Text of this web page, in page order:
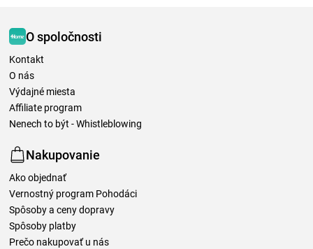
O spoločnosti
Kontakt
O nás
Výdajné miesta
Affiliate program
Nenech to být - Whistleblowing
Nakupovanie
Ako objednať
Vernostný program Pohodáci
Spôsoby a ceny dopravy
Spôsoby platby
Prečo nakupovať u nás